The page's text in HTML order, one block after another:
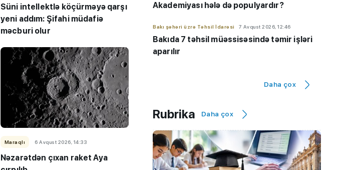
Süni intellektlə köçürməyə qarşı
yeni addım: Şifahi müdafiə
məcburi olur
Maraqlı 6 Avqust 2026, 14:33
Nəzarətdən çıxan raket Aya
Akademiyası hələ də populyardır?
Bakı şəhəri üzrə Təhsil İdarəsi 7 Avqust 2026, 12:46
Bakıda 7 təhsil müəssisəsində təmir işləri
aparılır
NASA: Pluton düşündüyümüzdən daha
AzEdu Təhsil Platforması 7 Avqust 2026, 11:50
BMU məzunu ABŞ-nin nüfuzlu
universitetində təhsilini davam
etdirəcək
Daha çox
Rubrika Daha çox